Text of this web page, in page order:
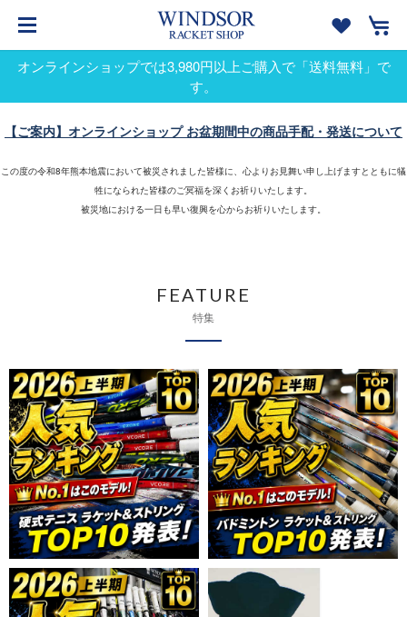
オンラインショップでは3,980円以上ご購入で「送料無料」で
す。
【ご案内】オンラインショップ お盆期間中の商品手配・発送について
この度の令和8年熊本地震において被災されました皆様に、心よりお見舞い申し上げますとともに犠
牲になられた皆様のご冥福を深くお祈りいたします。
被災地における一日も早い復興を心からお祈りいたします。
FEATURE
特集